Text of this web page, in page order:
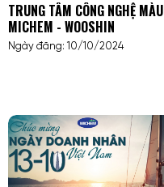
TRUNG TÂM CÔNG NGHỆ MÀU
MICHEM - WOOSHIN
Ngày đăng: 10/10/2024